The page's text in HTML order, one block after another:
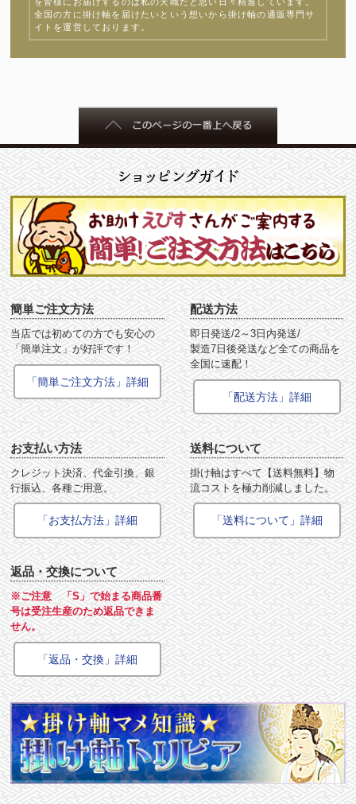
全国の方に掛け軸を届けたいという想いから掛け軸の通販専門サ
イトを運営しております。
簡単ご注文方法
当店では初めての方でも安心の
「簡単注文」が好評です！
「簡単ご注文方法」詳細
配送方法
即日発送/2～3日内発送/
製造7日後発送など全ての商品を
全国に速配！
「配送方法」詳細
お支払い方法
クレジット決済、代金引換、銀
行振込、各種ご用意。
「お支払方法」詳細
送料について
掛け軸はすべて【送料無料】物
流コストを極力削減しました。
「送料について」詳細
返品・交換について
※ご注意 「S」で始まる商品番
号は受注生産のため返品できま
せん。
「返品・交換」詳細